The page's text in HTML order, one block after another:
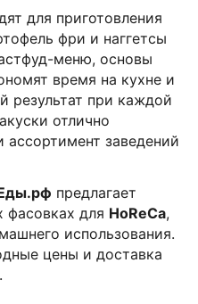
для приготовления
фри и наггетсы
меню, основы
время на кухне и
результат при каждой
отлично
заведений
предлагает
фасовках для HoReCa,
использования.
цены и доставка